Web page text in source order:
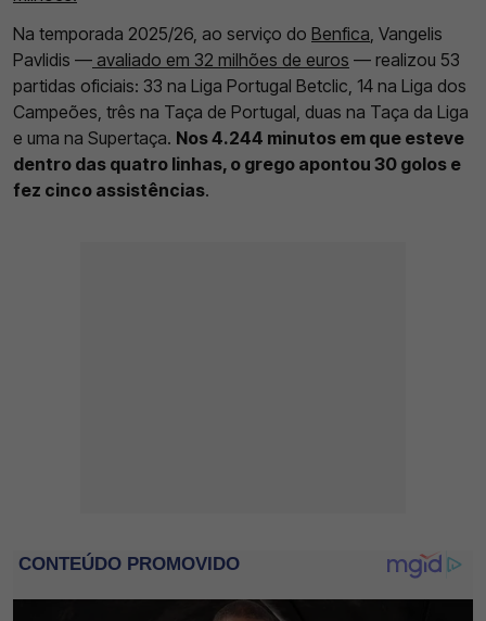
Na temporada 2025/26, ao serviço do Benfica, Vangelis
Pavlidis — avaliado em 32 milhões de euros — realizou 53
partidas oficiais: 33 na Liga Portugal Betclic, 14 na Liga dos
Campeões, três na Taça de Portugal, duas na Taça da Liga
e uma na Supertaça. Nos 4.244 minutos em que esteve
dentro das quatro linhas, o grego apontou 30 golos e
fez cinco assistências.